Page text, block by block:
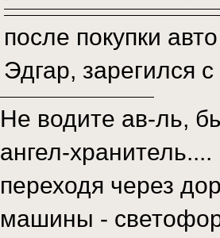
после покупки
Эдгар, зарегился
Не водите ав-ль,
ангел-хранитель....
переходя через
машины -